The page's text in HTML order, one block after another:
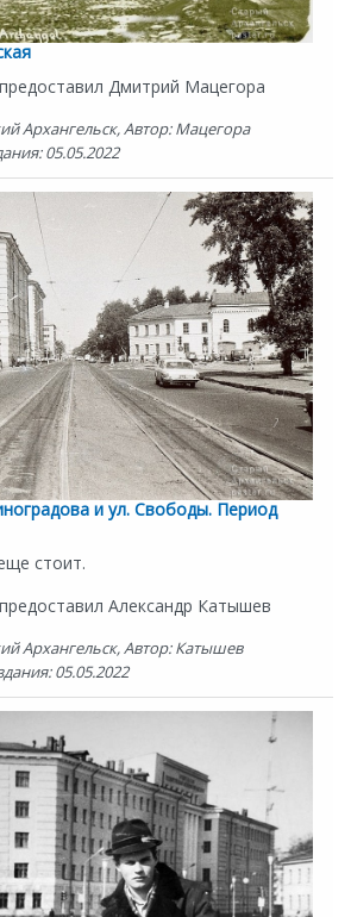
Дмитрий Мацегора
Архангельск, Автор: Мацегора
05.05.2022
и ул. Свободы. Период
стоит.
Александр Катышев
Архангельск, Автор: Катышев
05.05.2022